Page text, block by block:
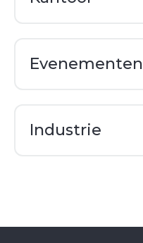
Evenementen
Industrie